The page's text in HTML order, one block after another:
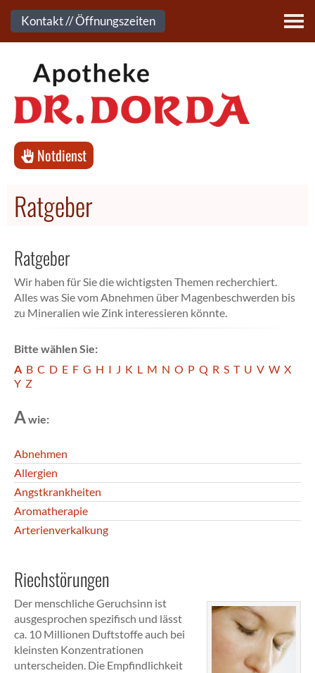
Kontakt
Notdienst
Ratgeber
Ratgeber
Wir haben für Sie die wichtigsten Themen recherchiert.
Alles was Sie vom Abnehmen über Magenbeschwerden bis
zu Mineralien wie Zink interessieren könnte.
Bitte wählen Sie:
A B C D E F G H I J K L M N O P Q R S T U V W X
Y Z
Awie:
Abnehmen
Allergien
Angstkrankheiten
Aromatherapie
Arterienverkalkung
Riechstörungen
Der menschliche Geruchsinn ist
ausgesprochen spezifisch und lässt
ca. 10 Millionen Duftstoffe auch bei
kleinsten Konzentrationen
unterscheiden. Die Empfindlichkeit
Kontakt // Öffnungszeiten